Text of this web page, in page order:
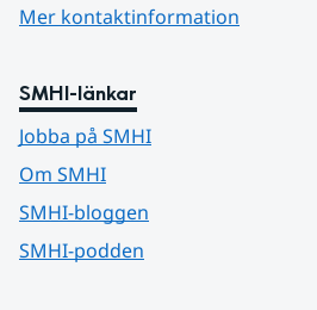
Mer kontaktinformation
SMHI-länkar
Jobba på SMHI
Om SMHI
SMHI-bloggen
SMHI-podden